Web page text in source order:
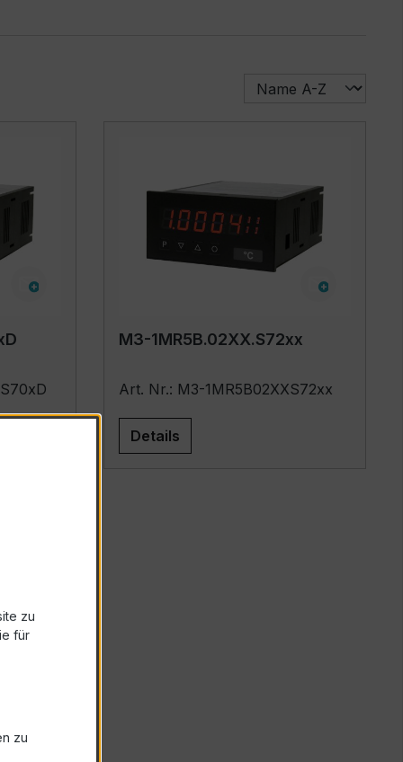
M3-1MR5B.02XX.S72xx
Art. Nr.: M3-1MR5B02XXS72xx
Details
zu
für
zu